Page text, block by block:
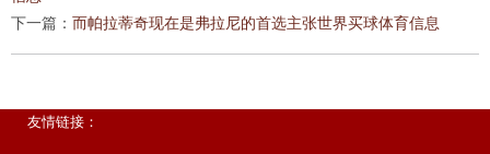
下一篇： 而帕拉蒂奇现在是弗拉尼的首选主张世界买球体育信息
友情链接：